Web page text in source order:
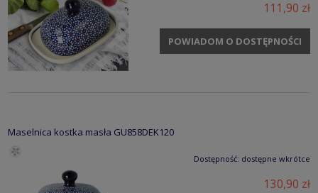
111,90 zł
POWIADOM O DOSTĘPNOŚCI
Maselnica kostka masła GU858DEK120
Dostępność: dostępne wkrótce
130,90 zł